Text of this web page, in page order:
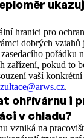
hranici pro
dobrých vztahů
pořádku
zařízení, pokud to
vaší konkrétní
.
ohřívárnu i
v chladu?
vzniká na